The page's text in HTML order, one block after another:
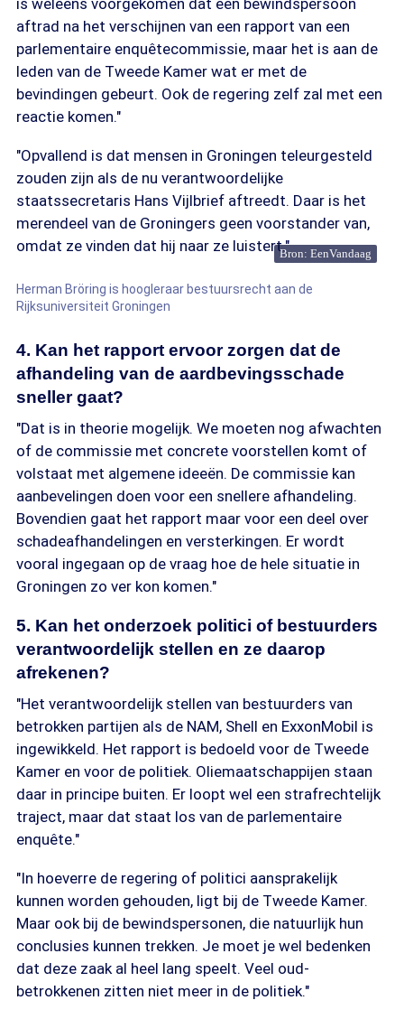
is weleens voorgekomen dat een bewindspersoon
aftrad na het verschijnen van een rapport van een
parlementaire enquêtecommissie, maar het is aan de
leden van de Tweede Kamer wat er met de
bevindingen gebeurt. Ook de regering zelf zal met een
reactie komen."
"Opvallend is dat mensen in Groningen teleurgesteld
zouden zijn als de nu verantwoordelijke
staatssecretaris Hans Vijlbrief aftreedt. Daar is het
merendeel van de Groningers geen voorstander van,
omdat ze vinden dat hij naar ze luistert."Bron: EenVandaag
Herman Bröring is hoogleraar bestuursrecht aan de
Rijksuniversiteit Groningen
4. Kan het rapport ervoor zorgen dat de
afhandeling van de aardbevingsschade
sneller gaat?
"Dat is in theorie mogelijk. We moeten nog afwachten
of de commissie met concrete voorstellen komt of
volstaat met algemene ideeën. De commissie kan
aanbevelingen doen voor een snellere afhandeling.
Bovendien gaat het rapport maar voor een deel over
schadeafhandelingen en versterkingen. Er wordt
vooral ingegaan op de vraag hoe de hele situatie in
Groningen zo ver kon komen."
5. Kan het onderzoek politici of bestuurders
verantwoordelijk stellen en ze daarop
afrekenen?
"Het verantwoordelijk stellen van bestuurders van
betrokken partijen als de NAM, Shell en ExxonMobil is
ingewikkeld. Het rapport is bedoeld voor de Tweede
Kamer en voor de politiek. Oliemaatschappijen staan
daar in principe buiten. Er loopt wel een strafrechtelijk
traject, maar dat staat los van de parlementaire
enquête."
"In hoeverre de regering of politici aansprakelijk
kunnen worden gehouden, ligt bij de Tweede Kamer.
Maar ook bij de bewindspersonen, die natuurlijk hun
conclusies kunnen trekken. Je moet je wel bedenken
dat deze zaak al heel lang speelt. Veel oud-
betrokkenen zitten niet meer in de politiek."